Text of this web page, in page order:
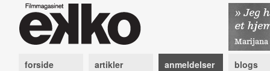
forside artikler anmeldelser blogs